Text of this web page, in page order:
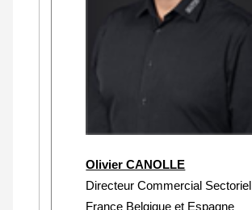
Olivier CANOLLE
Directeur Commercial Sectoriel
France Belgique et Espagne